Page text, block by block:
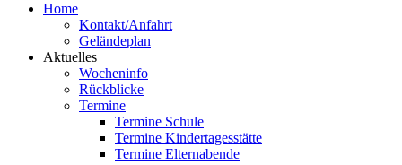
Home
Kontakt/Anfahrt
Geländeplan
Aktuelles
Wocheninfo
Rückblicke
Termine
Termine Schule
Termine Kindertagesstätte
Termine Elternabende